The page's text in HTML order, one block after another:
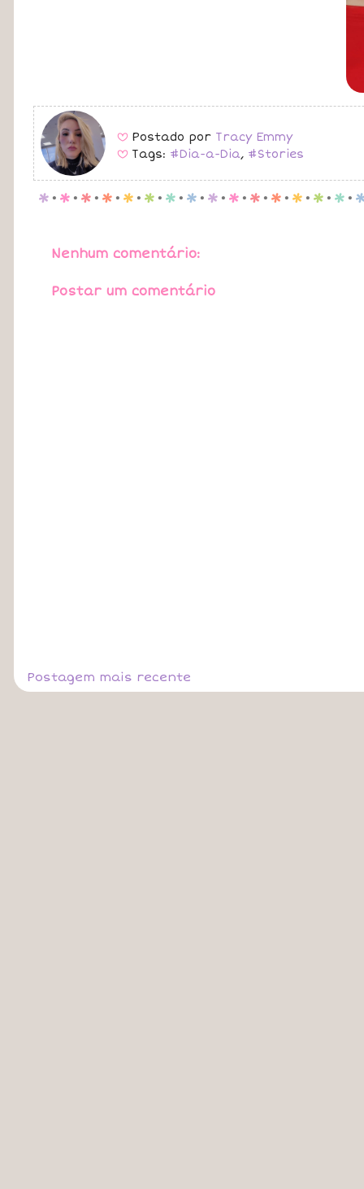
B Postado por Tracy Emmy
B Tags: #Dia-a-Dia, #Stories
p . p . p . p . p . p . p . p . p . p . p . p . p . p . p .
Nenhum comentário:
Postar um comentário
Postagem mais recente